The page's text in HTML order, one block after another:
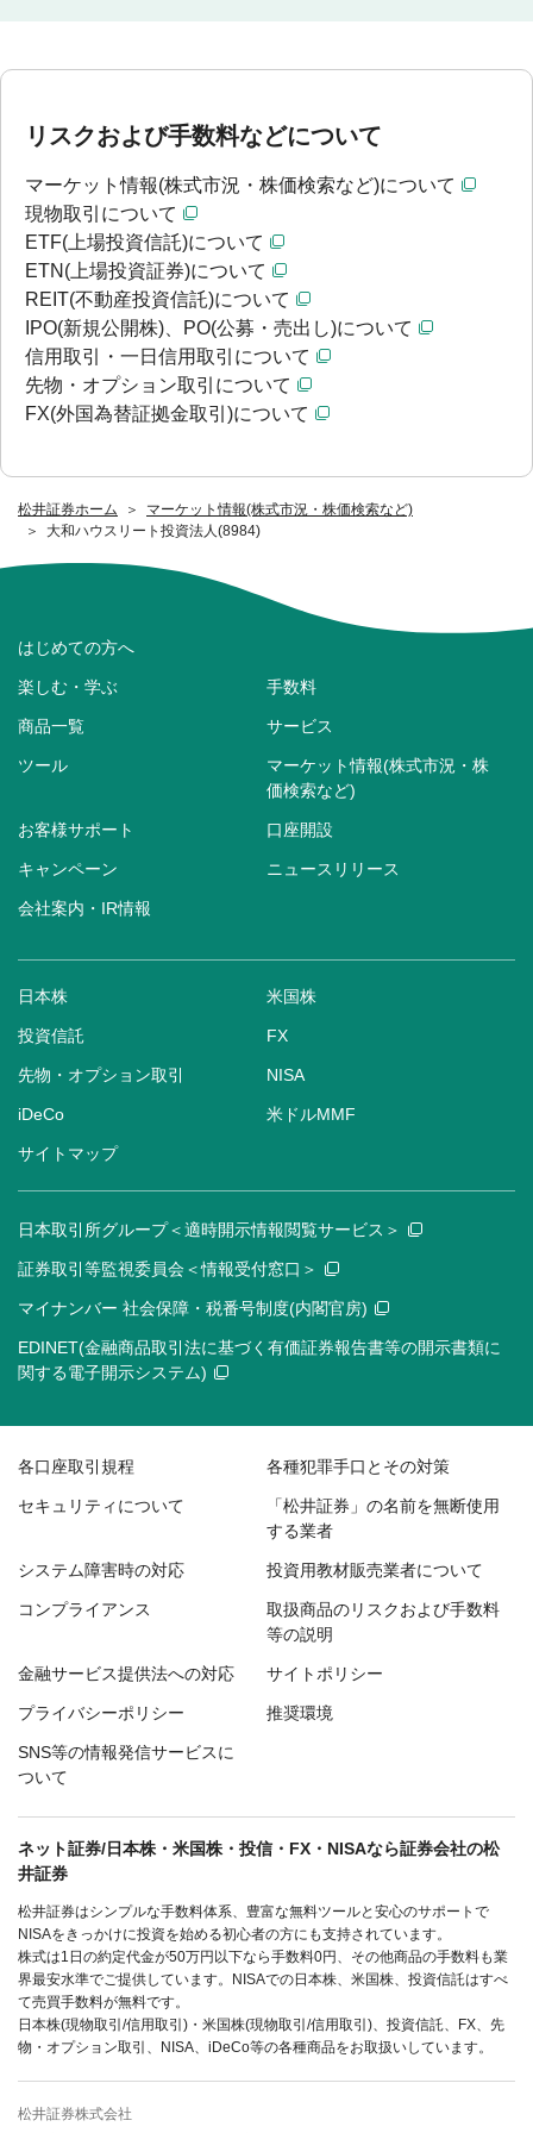
松井証券ホーム
マーケット情報(株式市況・株価検索など)
大和ハウスリート投資法人(8984)
リスクおよび手数料などについて
マーケット情報(株式市況・株価検索など)について
現物取引について
ETF(上場投資信託)について
ETN(上場投資証券)について
REIT(不動産投資信託)について
IPO(新規公開株)、PO(公募・売出し)について
信用取引・一日信用取引について
先物・オプション取引について
FX(外国為替証拠金取引)について
はじめての方へ
楽しむ・学ぶ 手数料
商品一覧 サービス
ツール
マーケット情報(株式市況・株
価検索など)
お客様サポート 口座開設
キャンペーン ニュースリリース
会社案内・IR情報
日本株 米国株
投資信託 FX
先物・オプション取引 NISA
iDeCo 米ドルMMF
サイトマップ
日本取引所グループ＜適時開示情報閲覧サービス＞
証券取引等監視委員会＜情報受付窓口＞
マイナンバー 社会保障・税番号制度(内閣官房)
EDINET(金融商品取引法に基づく有価証券報告書等の開示書類に
関する電子開示システム)
各口座取引規程 各種犯罪手口とその対策
セキュリティについて
「松井証券」の名前を無断使用
する業者
システム障害時の対応 投資用教材販売業者について
コンプライアンス
取扱商品のリスクおよび手数料
等の説明
金融サービス提供法への対応 サイトポリシー
プライバシーポリシー 推奨環境
SNS等の情報発信サービスに
ついて
ネット証券/日本株・米国株・投信・FX・NISAなら証券会社の松
井証券
松井証券はシンプルな手数料体系、豊富な無料ツールと安心のサポートで
NISAをきっかけに投資を始める初心者の方にも支持されています。
株式は1日の約定代金が50万円以下なら手数料0円、その他商品の手数料も業
界最安水準でご提供しています。NISAでの日本株、米国株、投資信託はすべ
て売買手数料が無料です。
日本株(現物取引/信用取引)・米国株(現物取引/信用取引)、投資信託、FX、先
物・オプション取引、NISA、iDeCo等の各種商品をお取扱いしています。
松井証券株式会社